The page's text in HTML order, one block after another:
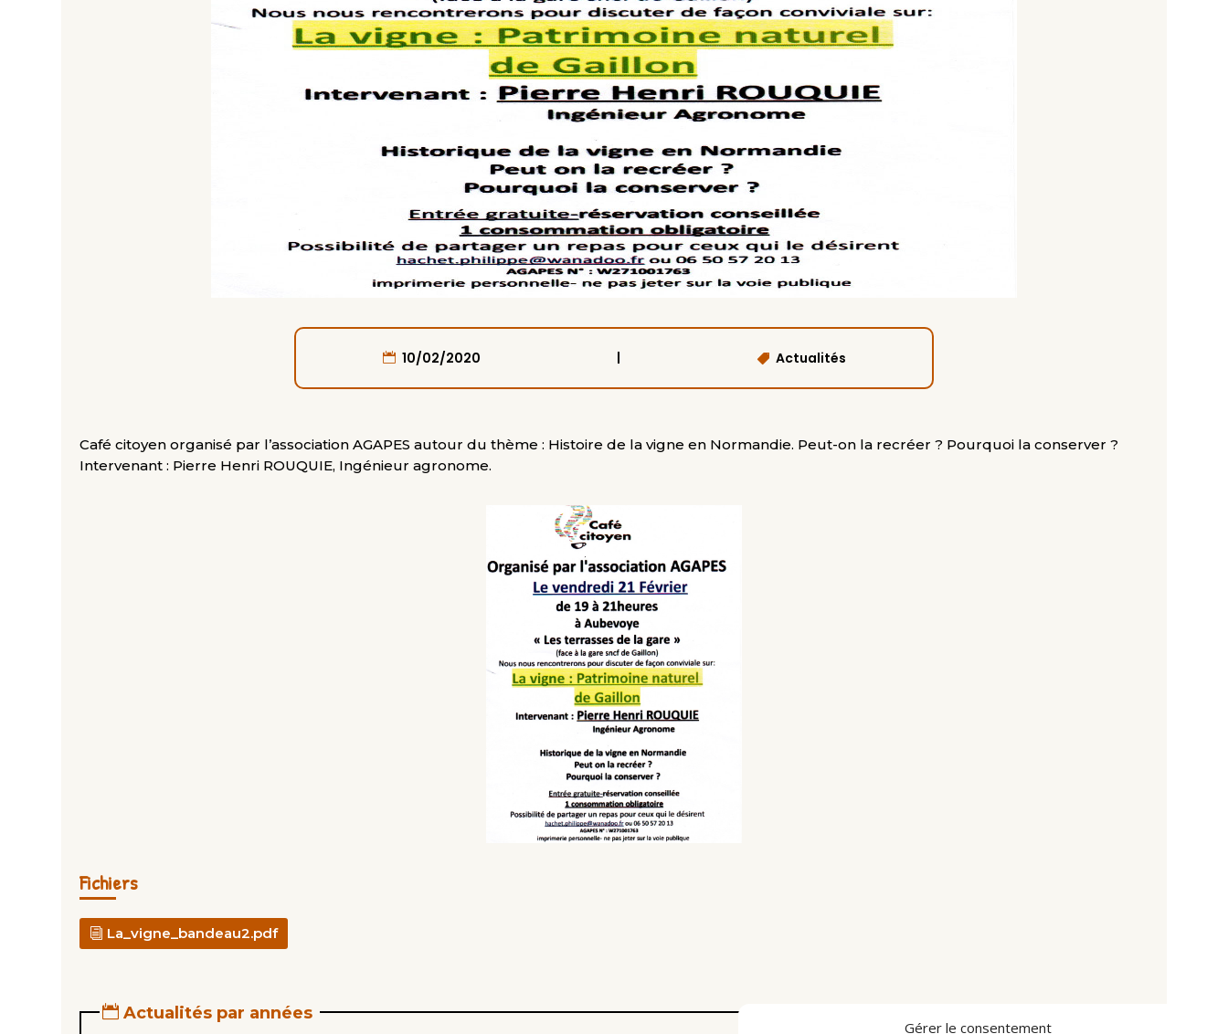
Gérer le consentement
10/02/2020 | Actualités
Café citoyen organisé par l’association AGAPES autour du thème : Histoire de la vigne en Normandie. Peut-on la recréer ? Pourquoi la conserver ?
Intervenant : Pierre Henri ROUQUIE, Ingénieur agronome.
Fichiers
La_vigne_bandeau2.pdf
Actualités par années